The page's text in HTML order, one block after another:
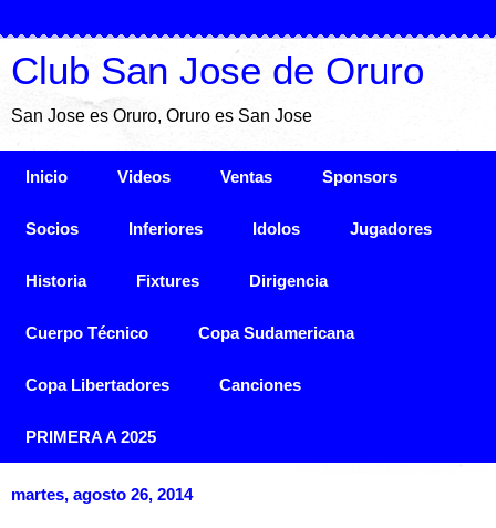
Club San Jose de Oruro
San Jose es Oruro, Oruro es San Jose
Inicio Videos Ventas Sponsors
Socios Inferiores Idolos Jugadores
Historia Fixtures Dirigencia
Cuerpo Técnico Copa Sudamericana
Copa Libertadores Canciones
PRIMERA A 2025
martes, agosto 26, 2014